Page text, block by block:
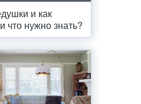
и как
что нужно знать?